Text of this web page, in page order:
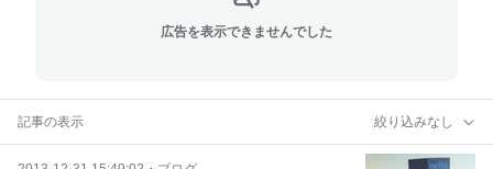
広告を表示できませんでした
記事の表示 絞り込みなし